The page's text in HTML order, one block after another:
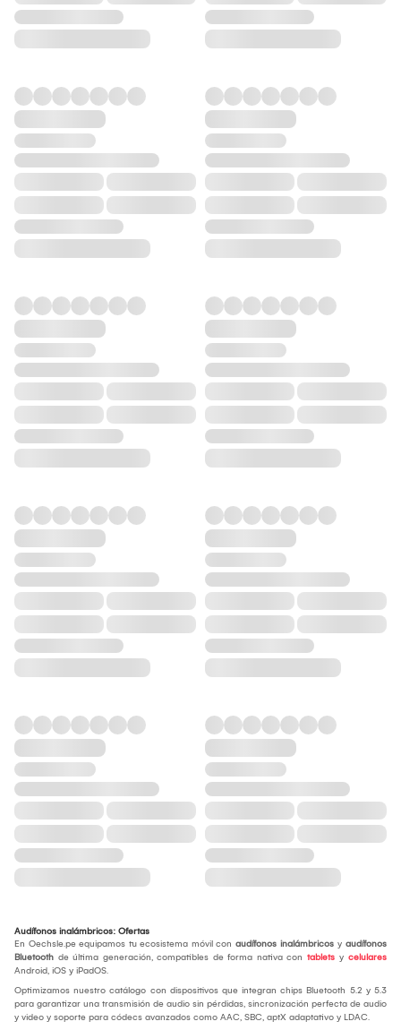
Audífonos inalámbricos: Ofertas
En Oechsle.pe equipamos tu ecosistema móvil con audífonos inalámbricos y audífonos
Bluetooth de última generación, compatibles de forma nativa con tablets y celulares
Android, iOS y iPadOS.
Optimizamos nuestro catálogo con dispositivos que integran chips Bluetooth 5.2 y 5.3
para garantizar una transmisión de audio sin pérdidas, sincronización perfecta de audio
y video y soporte para códecs avanzados como AAC, SBC, aptX adaptativo y LDAC.